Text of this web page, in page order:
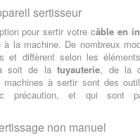
sertisseur
pour sertir votre câble en
la machine. De nombreux
et diffèrent selon les
soit de latuyauterie, de la
machines à sertir sont des
précaution, et qui sont
non manuel